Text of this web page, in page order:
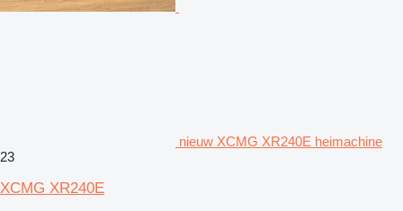
nieuw XCMG XR240E heimachine
23
XCMG XR240E